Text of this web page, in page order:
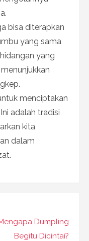
bisa diterapkan
yang sama
yang
menciptakan
adalah tradisi
kita
dalam
Dumpling
Begitu Dicintai?